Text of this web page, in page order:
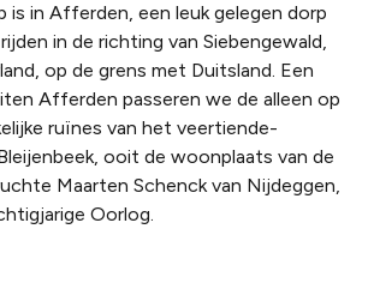
is in Afferden, een leuk gelegen dorp
in de richting van Siebengewald,
op de grens met Duitsland. Een
Afferden passeren we de alleen op
ruïnes van het veertiende-
ooit de woonplaats van de
Maarten Schenck van Nijdeggen,
Oorlog.